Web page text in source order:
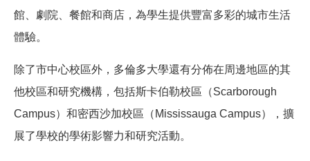
館、劇院、餐館和商店，為學生提供豐富多彩的城市生活
體驗。
除了市中心校區外，多倫多大學還有分佈在周邊地區的其
他校區和研究機構，包括斯卡伯勒校區（Scarborough
Campus）和密西沙加校區（Mississauga Campus），擴
展了學校的學術影響力和研究活動。